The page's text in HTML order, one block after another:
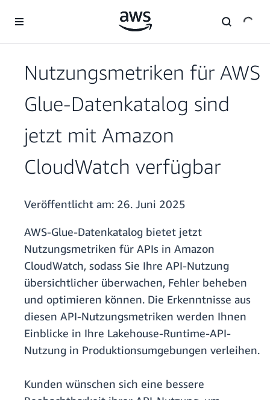
Überspringen zum Hauptinhalt
Nutzungsmetriken für AWS
Glue-Datenkatalog sind
jetzt mit Amazon
CloudWatch verfügbar
Veröffentlicht am: 26. Juni 2025
AWS-Glue-Datenkatalog bietet jetzt
Nutzungsmetriken für APIs in Amazon
CloudWatch, sodass Sie Ihre API-Nutzung
übersichtlicher überwachen, Fehler beheben
und optimieren können. Die Erkenntnisse aus
diesen API-Nutzungsmetriken werden Ihnen
Einblicke in Ihre Lakehouse-Runtime-API-
Nutzung in Produktionsumgebungen verleihen.
Kunden wünschen sich eine bessere